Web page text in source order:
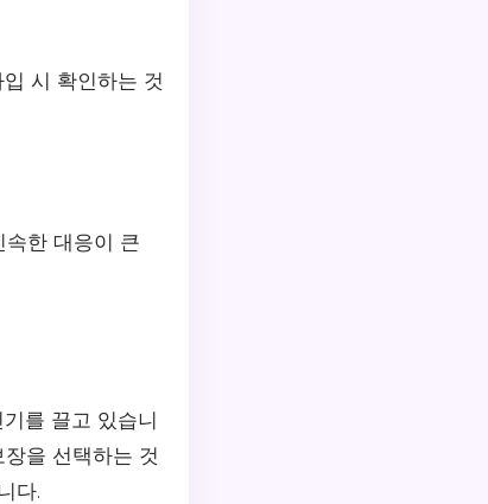
시 확인하는 것
한 대응이 큰
를 끌고 있습니
을 선택하는 것
다.